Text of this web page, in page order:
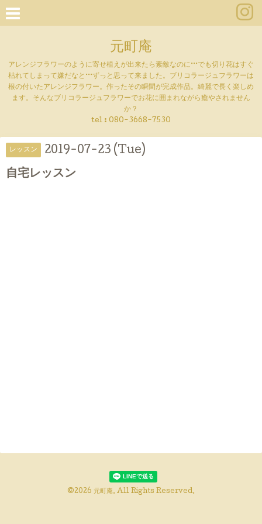
元町庵
アレンジフラワーのように寄せ植えが出来たら素敵なのに···でも切り花はすぐ
枯れてしまって嫌だなと···ずっと思って来ました。ブリコラージュフラワーは
根の付いたアレンジフラワー。作ったその瞬間が完成作品。綺麗で長く楽しめ
ます。そんなブリコラージュフラワーでお花に囲まれながら癒やされません
か？
tel : 080-3668-7530
レッスン 2019-07-23 (Tue)
自宅レッスン
©2026 元町庵. All Rights Reserved.